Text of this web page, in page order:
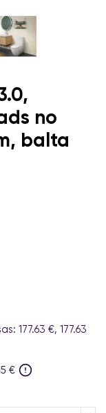
no
balta
177.63 €, 177.63
€